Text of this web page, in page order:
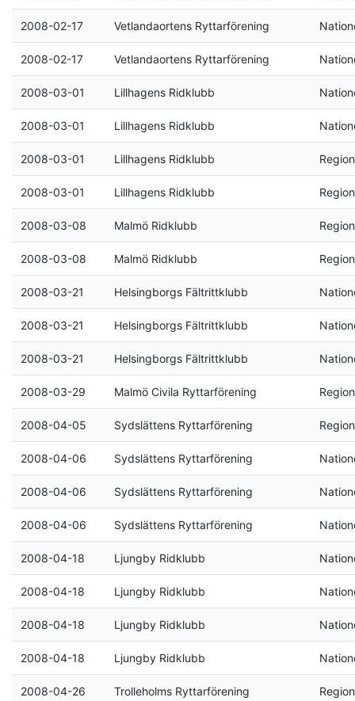
2008-02-17 Vetlandaortens Ryttarförening
2008-02-17 Vetlandaortens Ryttarförening
2008-03-01 Lillhagens Ridklubb
2008-03-01 Lillhagens Ridklubb
2008-03-01 Lillhagens Ridklubb
2008-03-01 Lillhagens Ridklubb
2008-03-08 Malmö Ridklubb
2008-03-08 Malmö Ridklubb
2008-03-21 Helsingborgs Fältrittklubb
2008-03-21 Helsingborgs Fältrittklubb
2008-03-21 Helsingborgs Fältrittklubb
2008-03-29 Malmö Civila Ryttarförening
2008-04-05 Sydslättens Ryttarförening
2008-04-06 Sydslättens Ryttarförening
2008-04-06 Sydslättens Ryttarförening
2008-04-06 Sydslättens Ryttarförening
2008-04-18 Ljungby Ridklubb
2008-04-18 Ljungby Ridklubb
2008-04-18 Ljungby Ridklubb
2008-04-18 Ljungby Ridklubb
2008-04-26 Trolleholms Ryttarförening